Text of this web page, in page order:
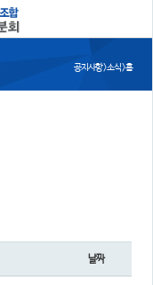
공지사항 > 소식 > 홈
날짜